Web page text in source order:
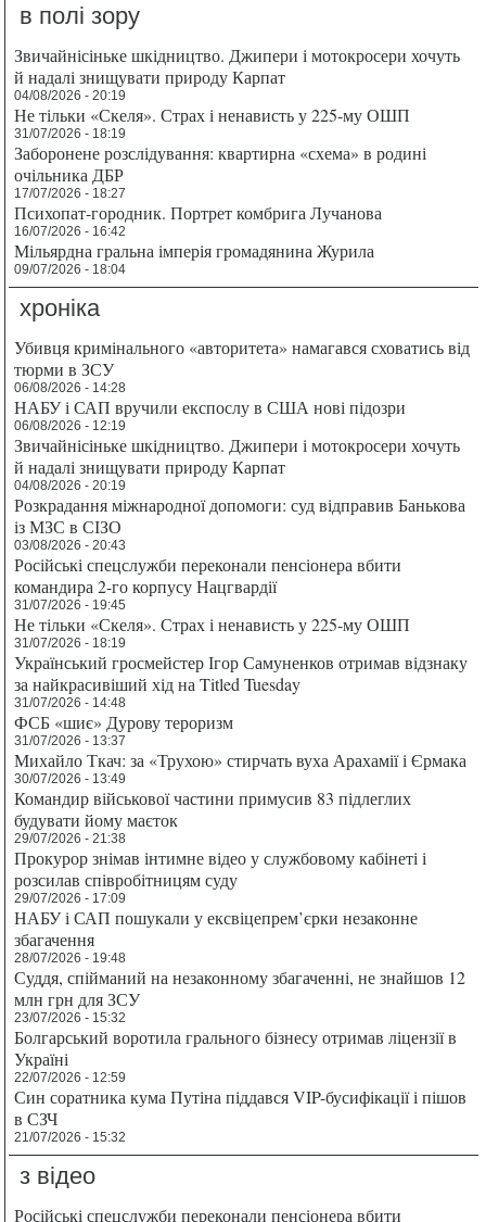
в полі зору
Звичайнісіньке шкідництво. Джипери і мотокросери хочуть
й надалі знищувати природу Карпат
04/08/2026 - 20:19
Не тільки «Скеля». Страх і ненависть у 225-му ОШП
31/07/2026 - 18:19
Заборонене розслідування: квартирна «схема» в родині
очільника ДБР
17/07/2026 - 18:27
Психопат-городник. Портрет комбрига Лучанова
16/07/2026 - 16:42
Мільярдна гральна імперія громадянина Журила
09/07/2026 - 18:04
хроніка
Убивця кримінального «авторитета» намагався сховатись від
тюрми в ЗСУ
06/08/2026 - 14:28
НАБУ і САП вручили експослу в США нові підозри
06/08/2026 - 12:19
Звичайнісіньке шкідництво. Джипери і мотокросери хочуть
й надалі знищувати природу Карпат
04/08/2026 - 20:19
Розкрадання міжнародної допомоги: суд відправив Банькова
із МЗС в СІЗО
03/08/2026 - 20:43
Російські спецслужби переконали пенсіонера вбити
командира 2-го корпусу Нацгвардії
31/07/2026 - 19:45
Не тільки «Скеля». Страх і ненависть у 225-му ОШП
31/07/2026 - 18:19
Український гросмейстер Ігор Самуненков отримав відзнаку
за найкрасивіший хід на Titled Tuesday
31/07/2026 - 14:48
ФСБ «шиє» Дурову тероризм
31/07/2026 - 13:37
Михайло Ткач: за «Трухою» стирчать вуха Арахамії і Єрмака
30/07/2026 - 13:49
Командир військової частини примусив 83 підлеглих
будувати йому маєток
29/07/2026 - 21:38
Прокурор знімав інтимне відео у службовому кабінеті і
розсилав співробітницям суду
29/07/2026 - 17:09
НАБУ і САП пошукали у ексвіцепрем’єрки незаконне
збагачення
28/07/2026 - 19:48
Суддя, спійманий на незаконному збагаченні, не знайшов 12
млн грн для ЗСУ
23/07/2026 - 15:32
Болгарський воротила грального бізнесу отримав ліцензії в
Україні
22/07/2026 - 12:59
Син соратника кума Путіна піддався VIP-бусифікації і пішов
в СЗЧ
21/07/2026 - 15:32
з відео
Російські спецслужби переконали пенсіонера вбити